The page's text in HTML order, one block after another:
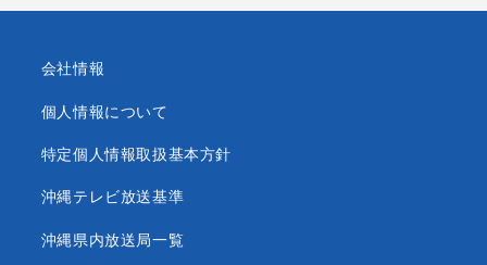
会社情報
個人情報について
特定個人情報取扱基本方針
沖縄テレビ放送基準
沖縄県内放送局一覧